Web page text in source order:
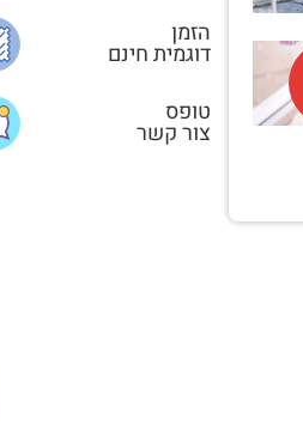
הזמן
דוגמית חינם
טופס
צור קשר